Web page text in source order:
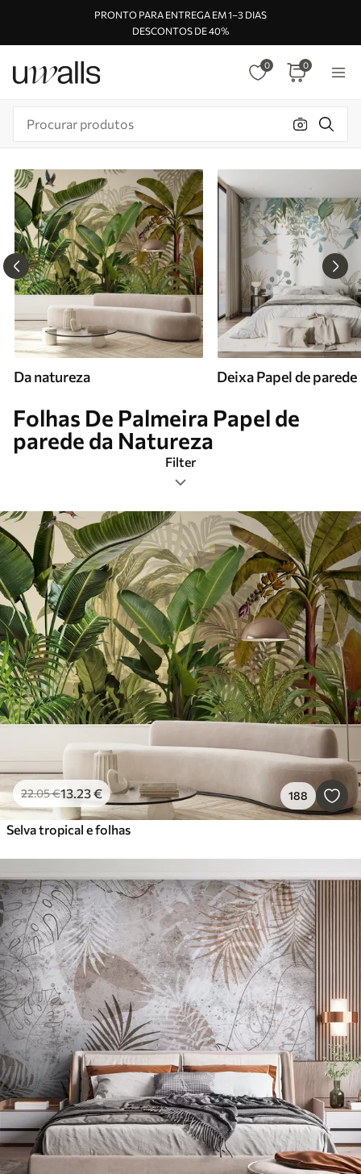
PRONTO PARA ENTREGA EM 1–3 DIAS
DESCONTOS DE 40%
0 0
Da natureza Deixa Papel de parede
Folhas De Palmeira Papel de
parede da Natureza
Filter
Folhas de palmeira
Formato da imagem
Paleta de cores
Inteligente
Limpar todos os filtros
22.05€13.23€ 188
Selva tropical e folhas